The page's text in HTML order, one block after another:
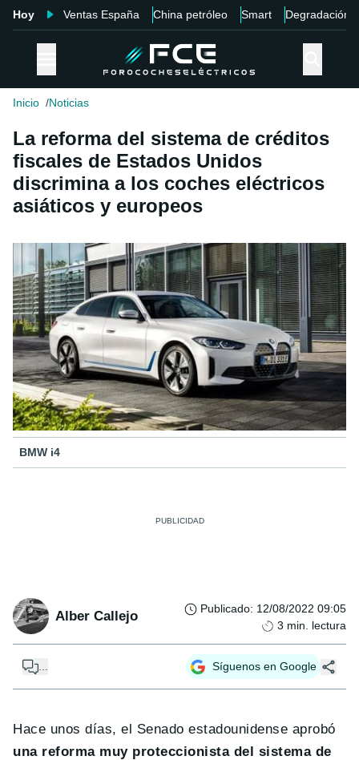
Hoy Ventas España China petróleo Smart Degradación
Inicio Noticias
La reforma del sistema de créditos
fiscales de Estados Unidos
discrimina a los coches eléctricos
asiáticos y europeos
BMW i4
Alber Callejo Publicado: 12/08/2022 09:05
3 min. lectura
... Síguenos en Google
Hace unos días, el Senado estadounidense aprobó
una reforma muy proteccionista del sistema de